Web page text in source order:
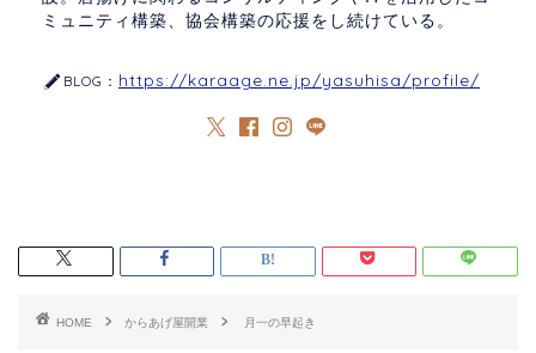
ミュニティ構築、協会構築の応援をし続けている。
BLOG： https://karaage.ne.jp/yasuhisa/profile/
HOME からあげ屋開業 月一の早起き